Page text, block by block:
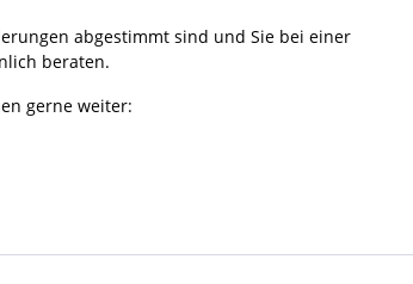
abgestimmt sind und Sie bei einer
beraten.
gerne weiter: